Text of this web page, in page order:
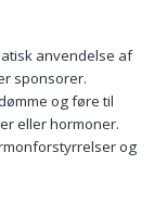
anvendelse af
sponsorer.
og føre til
eller hormoner.
og